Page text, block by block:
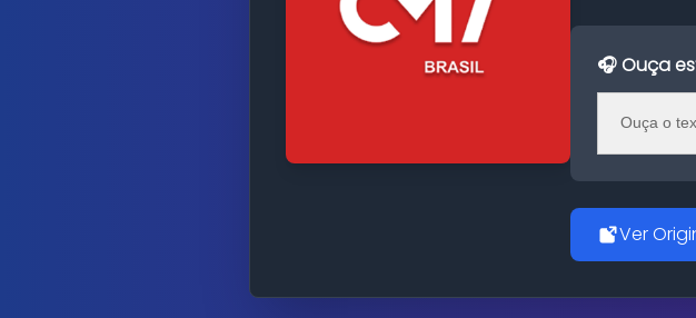
🎧 Ouça
Ouça o
Ver